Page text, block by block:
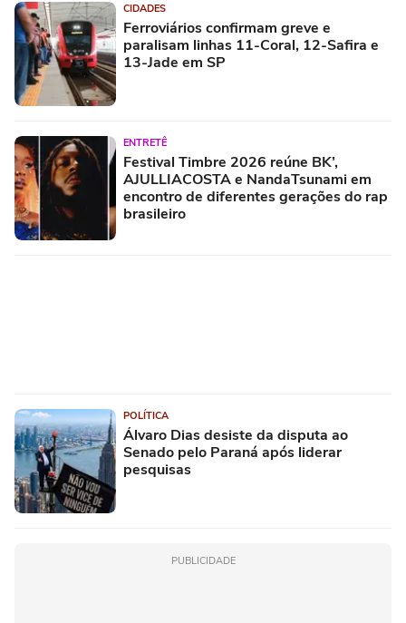
CIDADES
Ferroviários confirmam greve e
paralisam linhas 11-Coral, 12-Safira e
13-Jade em SP
ENTRETÊ
Festival Timbre 2026 reúne BK’,
AJULLIACOSTA e NandaTsunami em
encontro de diferentes gerações do rap
brasileiro
POLÍTICA
Álvaro Dias desiste da disputa ao
Senado pelo Paraná após liderar
pesquisas
PUBLICIDADE